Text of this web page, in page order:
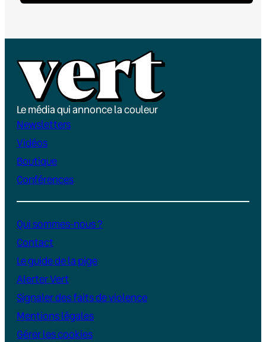
Le média qui annonce la couleur
Newsletters
Vidéos
Boutique
Conférences
Qui sommes-nous ?
Contact
Le guide de la pige
Alerter Vert
Signaler des faits de violence
Mentions légales
Gérer les cookies